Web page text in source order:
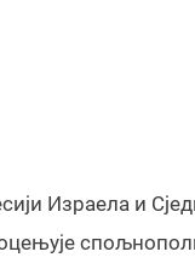
Израела и